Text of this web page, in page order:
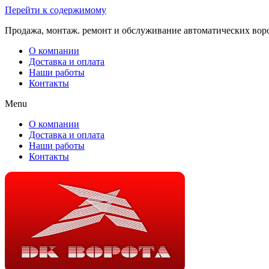
Перейти к содержимому
Продажа, монтаж. ремонт и обслуживание автоматических
О компании
Доставка и оплата
Наши работы
Контакты
Menu
О компании
Доставка и оплата
Наши работы
Контакты